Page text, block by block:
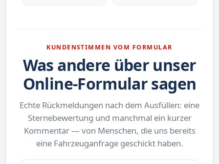
KUNDENSTIMMEN VOM FORMULAR
Was andere über unser
Online-Formular sagen
Echte Rückmeldungen nach dem Ausfüllen: eine
Sternebewertung und manchmal ein kurzer
Kommentar — von Menschen, die uns bereits
eine Fahrzeuganfrage geschickt haben.